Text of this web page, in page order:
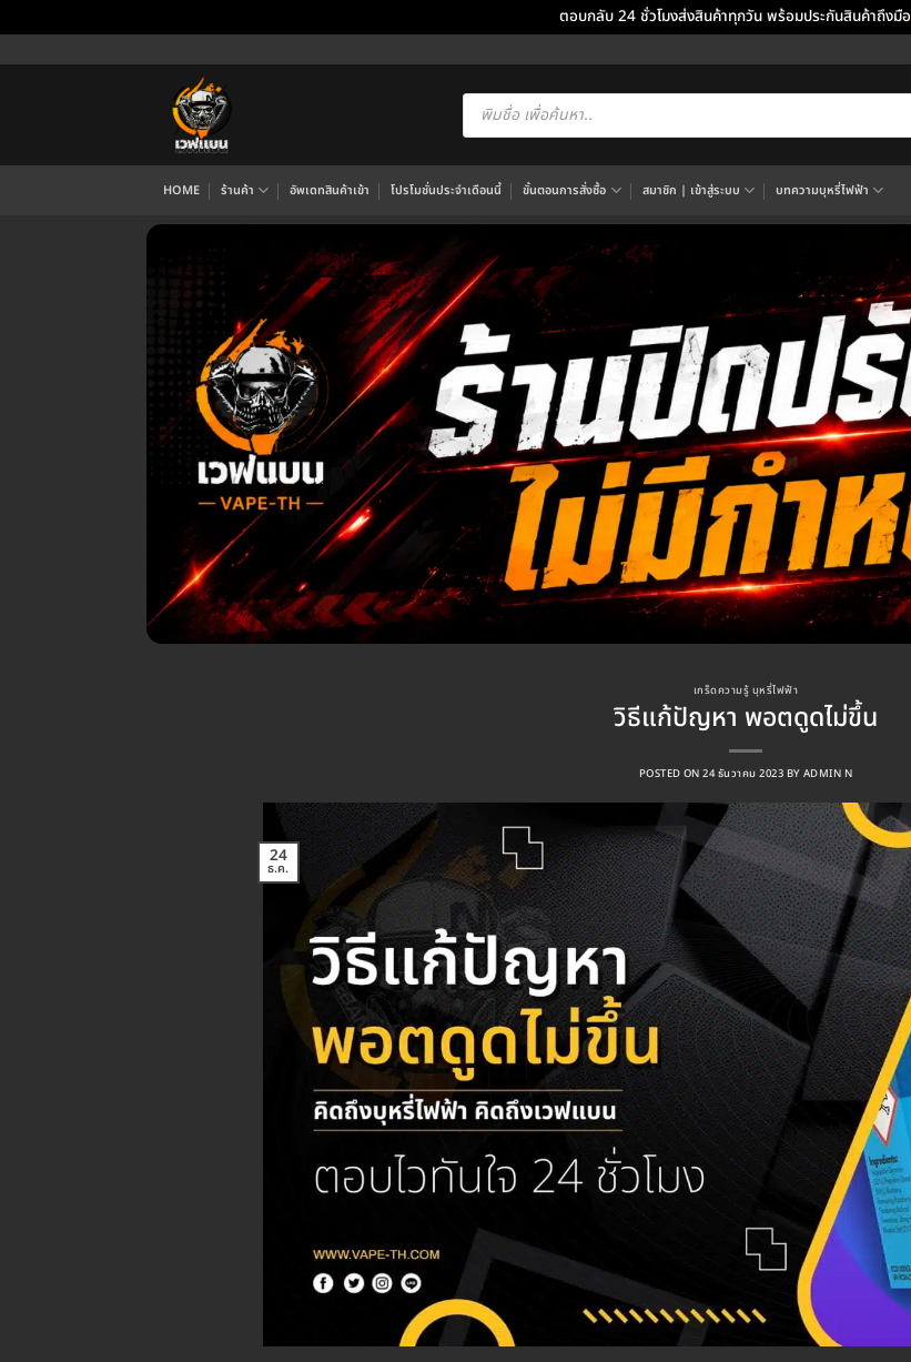
ตอบกลับ 24 ชั่วโมงส่งสินค้าทุกวัน พร้อมประกันสินค้าถึงมือ
ไป
Products
search
HOME ร้านค้า อัพเดทสินค้าเข้า โปรโมชั่นประจำเดือนนี้ ขั้นตอนการสั่งซื้อ สมาชิก | เข้าสู่ระบบ บทความบุหรี่ไฟฟ้า
เกร็ดความรู้ บุหรี่ไฟฟ้า
วิธีแก้ปัญหา พอตดูดไม่ขึ้น
POSTED ON24 ธันวาคม 2023 BY ADMIN N
24
ธ.ค.